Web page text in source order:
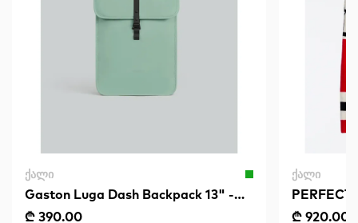
ᲥᲐᲚᲘ
Gaston Luga Dash Backpack 13" -
Muted Mint
₾ 390.00
ᲥᲐᲚᲘ
₾ 920.00